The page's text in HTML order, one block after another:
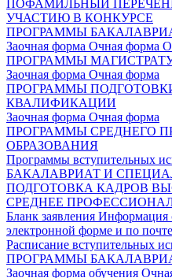
ПОФАМИЛЬНЫЙ
УЧАСТИЮ В КОНКУРСЕ
ПРОГРАММЫ
Заочная форма Очная форма
ПРОГРАММЫ
Заочная форма Очная форма
ПРОГРАММЫ
КВАЛИФИКАЦИИ
Заочная форма Очная форма
ПРОГРАММЫ СРЕДНЕГО
ОБРАЗОВАНИЯ
Программы вступительных
БАКАЛАВРИАТ И
ПОДГОТОВКА КАДРОВ
СРЕДНЕЕ
Бланк заявления Информация
электронной форме и по почте
Расписание вступительных
ПРОГРАММЫ
Заочная форма обучения